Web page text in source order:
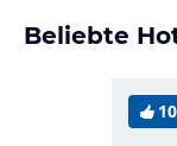
Beliebte